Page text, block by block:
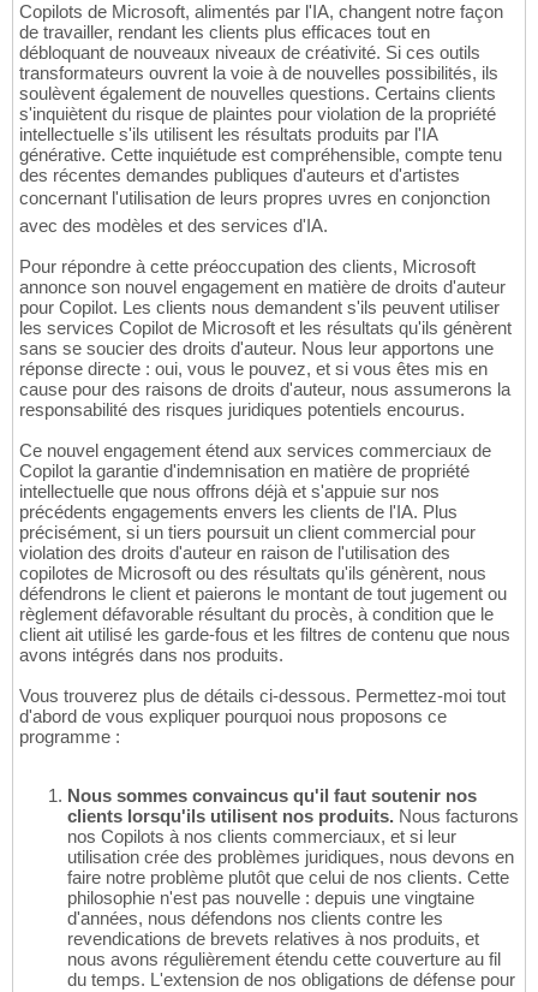
Copilots de Microsoft, alimentés par l'IA, changent notre façon
de travailler, rendant les clients plus efficaces tout en
débloquant de nouveaux niveaux de créativité. Si ces outils
transformateurs ouvrent la voie à de nouvelles possibilités, ils
soulèvent également de nouvelles questions. Certains clients
s'inquiètent du risque de plaintes pour violation de la propriété
intellectuelle s'ils utilisent les résultats produits par l'IA
générative. Cette inquiétude est compréhensible, compte tenu
des récentes demandes publiques d'auteurs et d'artistes
concernant l'utilisation de leurs propres uvres en conjonction
avec des modèles et des services d'IA.
Pour répondre à cette préoccupation des clients, Microsoft
annonce son nouvel engagement en matière de droits d'auteur
pour Copilot. Les clients nous demandent s'ils peuvent utiliser
les services Copilot de Microsoft et les résultats qu'ils génèrent
sans se soucier des droits d'auteur. Nous leur apportons une
réponse directe : oui, vous le pouvez, et si vous êtes mis en
cause pour des raisons de droits d'auteur, nous assumerons la
responsabilité des risques juridiques potentiels encourus.
Ce nouvel engagement étend aux services commerciaux de
Copilot la garantie d'indemnisation en matière de propriété
intellectuelle que nous offrons déjà et s'appuie sur nos
précédents engagements envers les clients de l'IA. Plus
précisément, si un tiers poursuit un client commercial pour
violation des droits d'auteur en raison de l'utilisation des
copilotes de Microsoft ou des résultats qu'ils génèrent, nous
défendrons le client et paierons le montant de tout jugement ou
règlement défavorable résultant du procès, à condition que le
client ait utilisé les garde-fous et les filtres de contenu que nous
avons intégrés dans nos produits.
Vous trouverez plus de détails ci-dessous. Permettez-moi tout
d'abord de vous expliquer pourquoi nous proposons ce
programme :
Nous sommes convaincus qu'il faut soutenir nos
clients lorsqu'ils utilisent nos produits. Nous facturons
nos Copilots à nos clients commerciaux, et si leur
utilisation crée des problèmes juridiques, nous devons en
faire notre problème plutôt que celui de nos clients. Cette
philosophie n'est pas nouvelle : depuis une vingtaine
d'années, nous défendons nos clients contre les
revendications de brevets relatives à nos produits, et
nous avons régulièrement étendu cette couverture au fil
du temps. L'extension de nos obligations de défense pour